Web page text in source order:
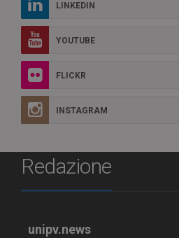
LINKEDIN
YOUTUBE
FLICKR
INSTAGRAM
Redazione
unipv.news